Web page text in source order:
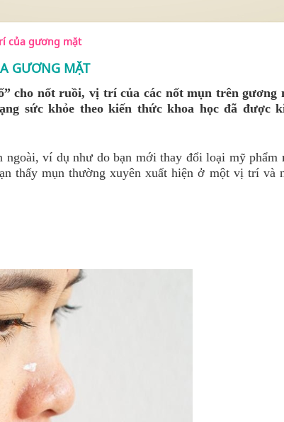
của gương mặt
GƯƠNG MẶT
cho nốt ruồi, vị trí của các nốt mụn trên gương
sức khỏe theo kiến thức khoa học đã được
ngoài, ví dụ như do bạn mới thay đổi loại mỹ phẩm
thấy mụn thường xuyên xuất hiện ở một vị trí và